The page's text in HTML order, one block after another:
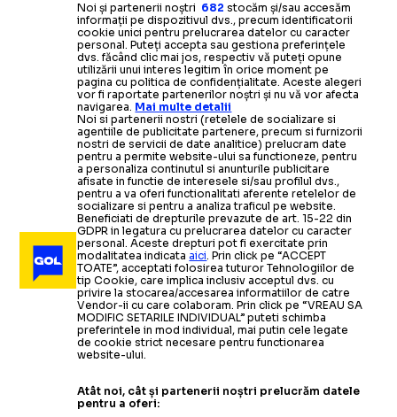
Noi și partenerii noștri 682 stocăm și/sau accesăm
informații pe dispozitivul dvs., precum identificatorii
cookie unici pentru prelucrarea datelor cu caracter
personal. Puteți accepta sau gestiona preferințele
dvs. făcând clic mai jos, respectiv vă puteți opune
utilizării unui interes legitim în orice moment pe
pagina cu politica de confidențialitate. Aceste alegeri
vor fi raportate partenerilor noștri și nu vă vor afecta
navigarea. Mai multe detalii
Noi si partenerii nostri (retelele de socializare si
agentiile de publicitate partenere, precum si furnizorii
nostri de servicii de date analitice) prelucram date
pentru a permite website-ului sa functioneze, pentru
a personaliza continutul si anunturile publicitare
afisate in functie de interesele si/sau profilul dvs.,
pentru a va oferi functionalitati aferente retelelor de
socializare si pentru a analiza traficul pe website.
Beneficiati de drepturile prevazute de art. 15-22 din
GDPR in legatura cu prelucrarea datelor cu caracter
personal. Aceste drepturi pot fi exercitate prin
modalitatea indicataaici. Prin click pe “ACCEPT
TOATE”, acceptati folosirea tuturor Tehnologiilor de
tip Cookie, care implica inclusiv acceptul dvs. cu
privire la stocarea/accesarea informatiilor de catre
Vendor-ii cu care colaboram. Prin click pe “VREAU SA
MODIFIC SETARILE INDIVIDUAL” puteti schimba
preferintele in mod individual, mai putin cele legate
de cookie strict necesare pentru functionarea
website-ului.
Atât noi, cât și partenerii noștri prelucrăm datele
pentru a oferi: